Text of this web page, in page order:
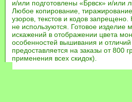
и/или подготовлены «Брвск» и/или
Любое копирование,
узоров, текстов и кодов
не используются. Готовое изделие
искажений в отображении цвета
особенностей вышивания и
предоставляется на заказы от 800
применения всех скидок).